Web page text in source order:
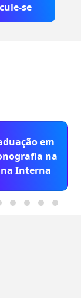
se
em
na
Interna